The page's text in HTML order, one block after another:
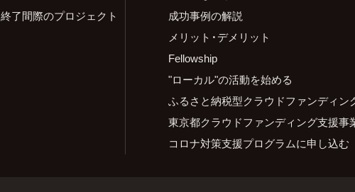
終了間際のプロジェクト
成功事例の解説
メリット・デメリット
Fellowship
"ローカル"の活動を始める
ふるさと納税型クラウドファンディン
東京都クラウドファンディング支援事
コロナ対策支援プログラムに申し込む